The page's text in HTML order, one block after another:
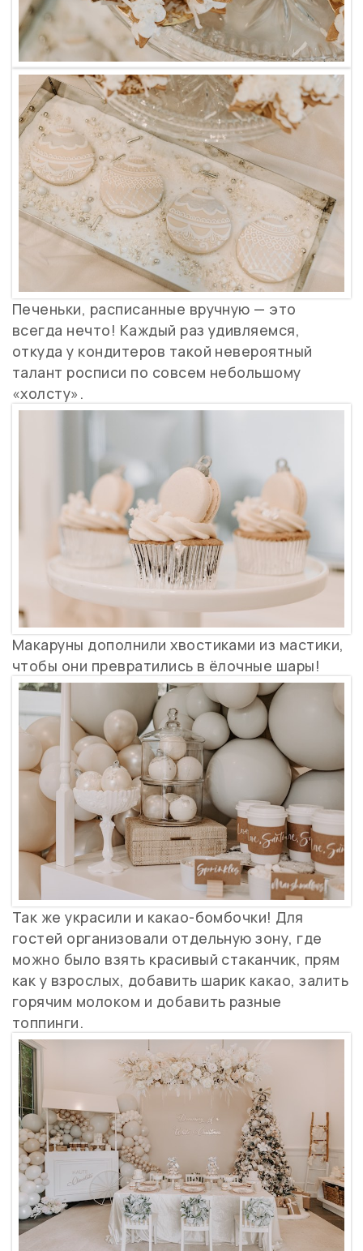
Печеньки, расписанные вручную — это
всегда нечто! Каждый раз удивляемся,
откуда у кондитеров такой невероятный
талант росписи по совсем небольшому
«холсту».
Макаруны дополнили хвостиками из мастики,
чтобы они превратились в ёлочные шары!
Так же украсили и какао-бомбочки! Для
гостей организовали отдельную зону, где
можно было взять красивый стаканчик, прям
как у взрослых, добавить шарик какао, залить
горячим молоком и добавить разные
топпинги.